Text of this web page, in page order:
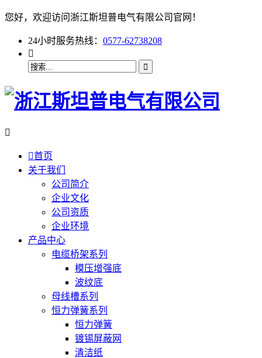
您好，欢迎访问浙江斯坦普电气有限公司官网！
24小时服务热线： 0577-62738208


首页
关于我们
公司简介
企业文化
公司资质
企业环境
产品中心
电缆桥架系列
模压增强底
波纹底
母线槽系列
恒力弹簧系列
恒力弹簧
镀锡屏蔽网
清洁纸